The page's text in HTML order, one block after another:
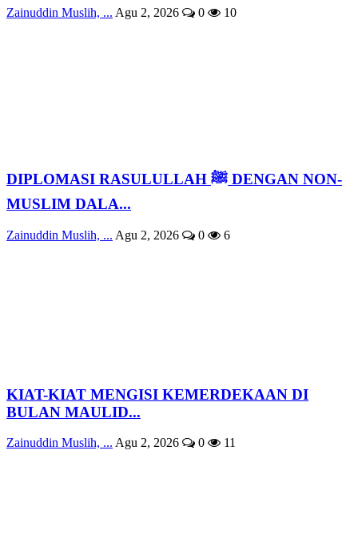
Zainuddin Muslih, ... Agu 2, 2026 0 10
DIPLOMASI RASULULLAH ﷺ DENGAN NON-
MUSLIM DALA...
Zainuddin Muslih, ... Agu 2, 2026 0 6
KIAT-KIAT MENGISI KEMERDEKAAN DI
BULAN MAULID...
Zainuddin Muslih, ... Agu 2, 2026 0 11